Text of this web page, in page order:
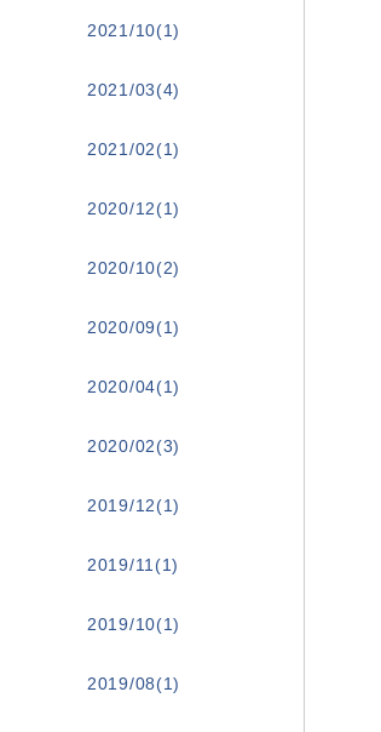
2021/10(1)
2021/03(4)
2021/02(1)
2020/12(1)
2020/10(2)
2020/09(1)
2020/04(1)
2020/02(3)
2019/12(1)
2019/11(1)
2019/10(1)
2019/08(1)